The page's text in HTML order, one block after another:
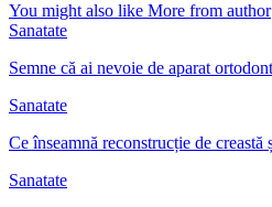
You might also like More from author
Sanatate
Semne că ai nevoie de aparat
Sanatate
Ce înseamnă reconstrucție de creastă
Sanatate